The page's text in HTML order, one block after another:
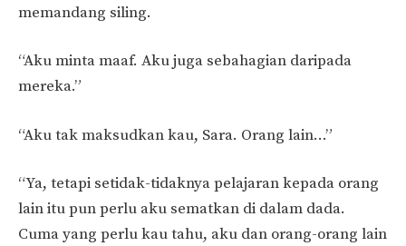
memandang siling.
“Aku minta maaf. Aku juga sebahagian daripada
mereka.”
“Aku tak maksudkan kau, Sara. Orang lain…”
“Ya, tetapi setidak-tidaknya pelajaran kepada orang
lain itu pun perlu aku sematkan di dalam dada.
Cuma yang perlu kau tahu, aku dan orang-orang lain